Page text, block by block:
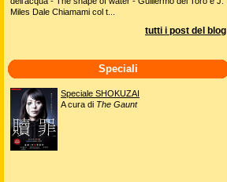
Miles Dale Chiamami col t...
tutti i post del blog
Speciali
Speciale SHOKUZAI
A cura di The Gaunt